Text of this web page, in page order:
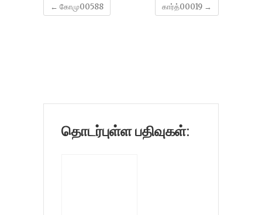
← கோமு00588 கார்த்00019 →
தொடர்புள்ள பதிவுகள்: